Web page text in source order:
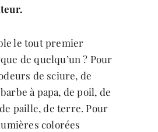
le tout premier
de quelqu’un ? Pour
de sciure, de
à papa, de poil, de
paille, de terre. Pour
colorées